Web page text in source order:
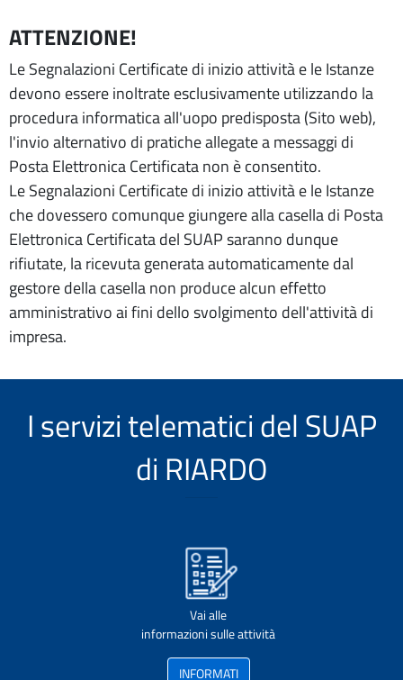
ATTENZIONE!
Le Segnalazioni Certificate di inizio attività e le Istanze
devono essere inoltrate esclusivamente utilizzando la
procedura informatica all'uopo predisposta (Sito web),
l'invio alternativo di pratiche allegate a messaggi di
Posta Elettronica Certificata non è consentito.
Le Segnalazioni Certificate di inizio attività e le Istanze
che dovessero comunque giungere alla casella di Posta
Elettronica Certificata del SUAP saranno dunque
rifiutate, la ricevuta generata automaticamente dal
gestore della casella non produce alcun effetto
amministrativo ai fini dello svolgimento dell'attività di
impresa.
I servizi telematici del SUAP
di RIARDO
Vai alle
informazioni sulle attività
INFORMATI